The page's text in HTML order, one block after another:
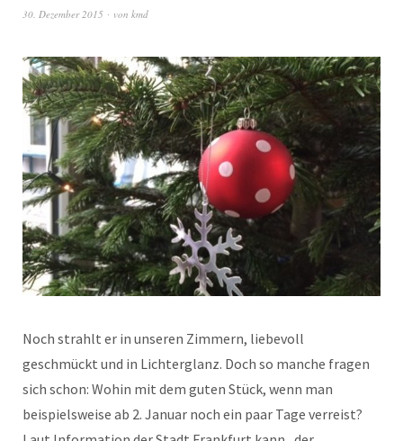
30. Dezember 2015 von kmd
Noch strahlt er in unseren Zimmern, liebevoll
geschmückt und in Lichterglanz. Doch so manche fragen
sich schon: Wohin mit dem guten Stück, wenn man
beispielsweise ab 2. Januar noch ein paar Tage verreist?